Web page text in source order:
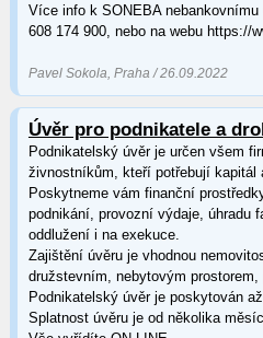
Více info k SONEBA
608 174 900, nebo na webu https://
Pavel Sokola, Praha / 26.09.2022
Úvěr pro podnikatele a
Podnikatelský úvěr je určen všem
živnostníkům, kteří potřebují kapitál
Poskytneme vám finanční
podnikání, provozní výdaje, úhradu
oddlužení i na exekuce.
Zajištění úvěru je vhodnou
družstevním, nebytovým prostorem,
Podnikatelský úvěr je poskytován
Splatnost úvěru je od několika